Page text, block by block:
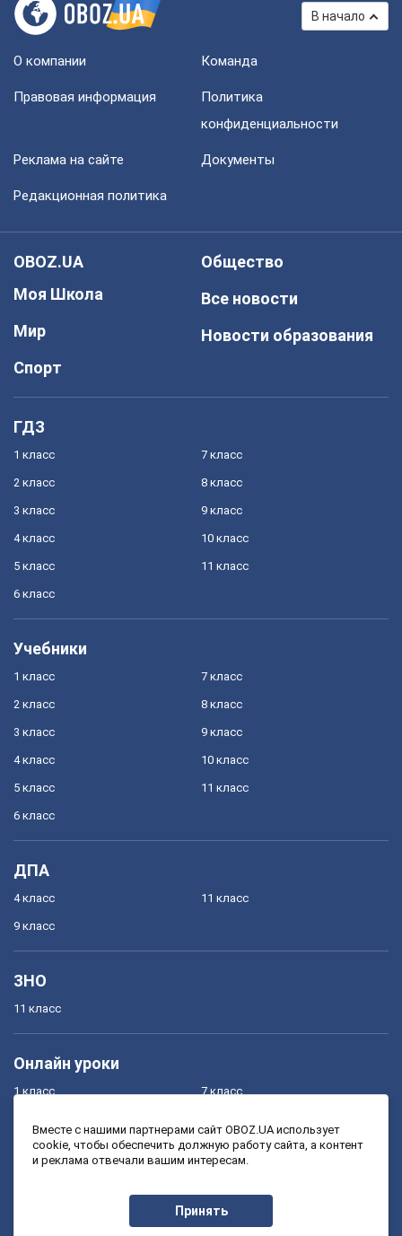
В начало
О компании Команда
Правовая информация
Политика
конфиденциальности
Реклама на сайте Документы
Редакционная политика
OBOZ.UA
Моя Школа
Мир
Спорт
Общество
Все новости
Новости образования
ГДЗ
1 класс
2 класс
3 класс
4 класс
5 класс
6 класс
7 класс
8 класс
9 класс
10 класс
11 класс
Учебники
1 класс
2 класс
3 класс
4 класс
5 класс
6 класс
7 класс
8 класс
9 класс
10 класс
11 класс
ДПА
4 класс
9 класс
11 класс
ЗНО
11 класс
Онлайн уроки
1 класс
3 класс
7 класс
9 класс
Вместе с нашими партнерами сайт OBOZ.UA использует
cookie, чтобы обеспечить должную работу сайта, а контент
и реклама отвечали вашим интересам.
Принять